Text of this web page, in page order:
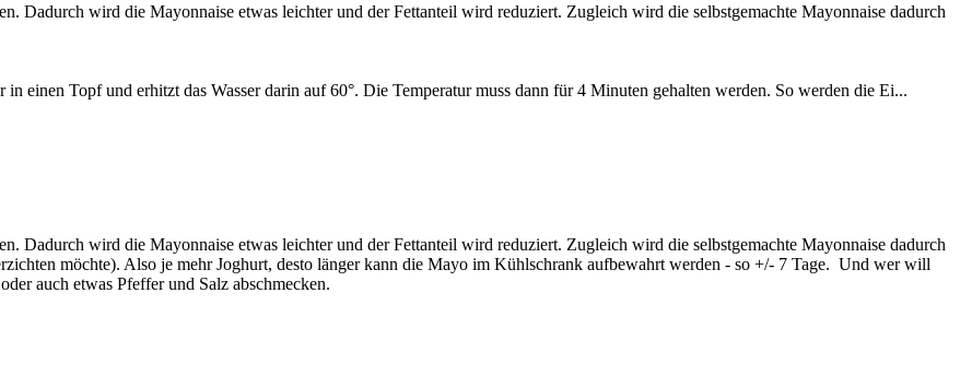
Dadurch wird die Mayonnaise etwas leichter und der Fettanteil wird reduziert. Zugleich wird die selbstgemachte Mayonnaise dadurch
einen Topf und erhitzt das Wasser darin auf 60°. Die Temperatur muss dann für 4 Minuten gehalten werden. So werden die Ei...
Dadurch wird die Mayonnaise etwas leichter und der Fettanteil wird reduziert. Zugleich wird die selbstgemachte Mayonnaise dadurch
möchte). Also je mehr Joghurt, desto länger kann die Mayo im Kühlschrank aufbewahrt werden - so +/- 7 Tage. Und wer will
auch etwas Pfeffer und Salz abschmecken.